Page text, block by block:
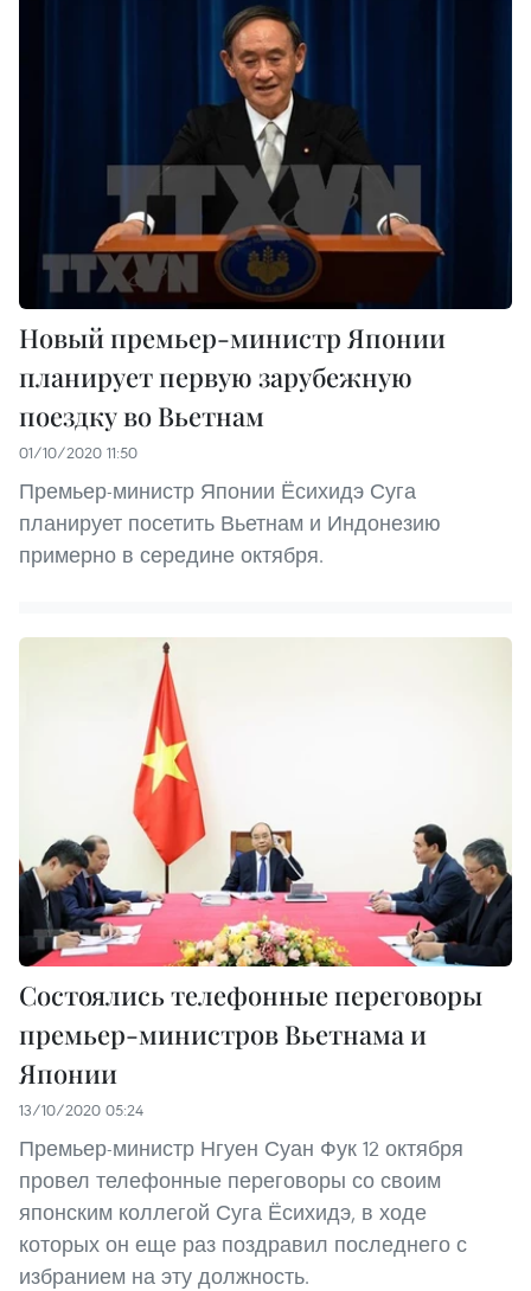
Новый премьер-министр Японии
планирует первую зарубежную
поездку во Вьетнам
01/10/2020 11:50
Премьер-министр Японии Ёсихидэ Суга
планирует посетить Вьетнам и Индонезию
примерно в середине октября.
Состоялись телефонные переговоры
премьер-министров Вьетнама и
Японии
13/10/2020 05:24
Премьер-министр Нгуен Суан Фук 12 октября
провел телефонные переговоры со своим
японским коллегой Суга Ёсихидэ, в ходе
которых он еще раз поздравил последнего с
избранием на эту должность.